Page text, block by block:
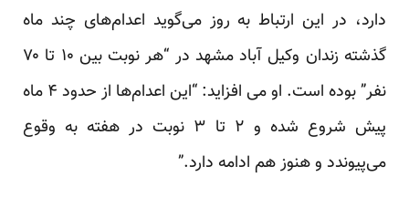
دارد، در این ارتباط به روز می‌گوید اعدام‌های چند ماه
گذشته زندان وکیل آباد مشهد در “هر نوبت بین ۱۰ تا ۷۰
نفر” بوده است. او می افزاید: “این اعدام‌ها از حدود ۴ ماه
پیش شروع شده و ۲ تا ۳ نوبت در هفته به وقوع
می‌پیوندد و هنوز هم ادامه دارد.”